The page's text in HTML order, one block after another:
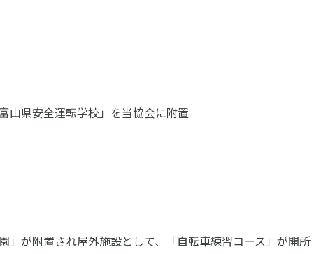
山県安全運転学校」を当協会に附置
」が附置され屋外施設として、「自転車練習コース」が開所